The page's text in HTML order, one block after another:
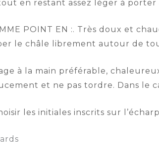
en restant assez léger à
POINT EN :. Très doux et
le châle librement autour de
à la main préférable,
et ne pas tordre. Dans le
les initiales inscrits sur